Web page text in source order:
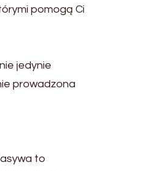
pomogą Ci
jedynie
prowadzona
to